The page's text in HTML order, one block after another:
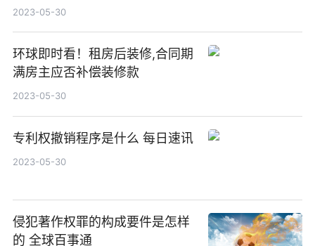
2023-05-30
环球即时看！租房后装修,合同期
满房主应否补偿装修款
2023-05-30
专利权撤销程序是什么 每日速讯
2023-05-30
侵犯著作权罪的构成要件是怎样
的 全球百事通